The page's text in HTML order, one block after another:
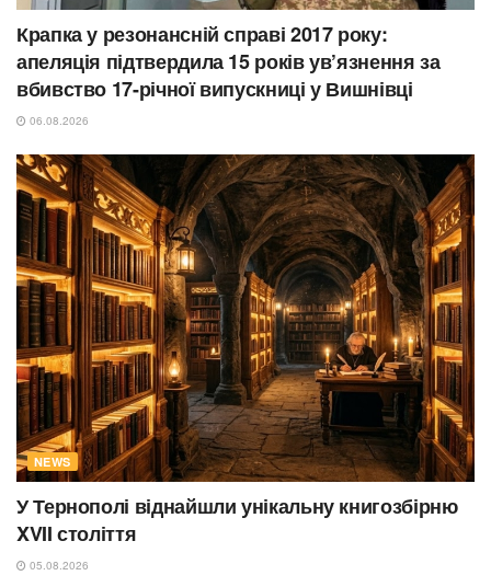
Крапка у резонансній справі 2017 року:
апеляція підтвердила 15 років ув’язнення за
вбивство 17-річної випускниці у Вишнівці
06.08.2026
NEWS
У Тернополі віднайшли унікальну книгозбірню
XVII століття
05.08.2026